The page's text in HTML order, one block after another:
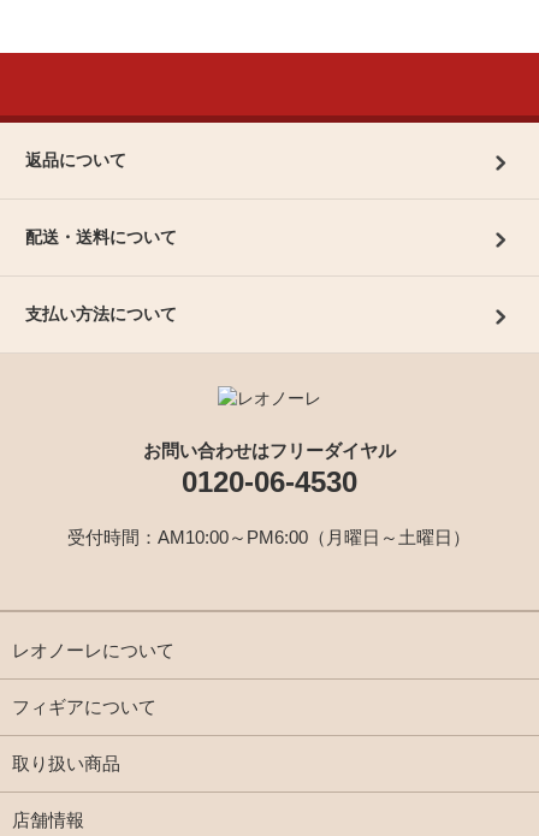
返品について
配送・送料について
支払い方法について
お問い合わせはフリーダイヤル
0120-06-4530
受付時間：AM10:00～PM6:00（月曜日～土曜日）
レオノーレについて
フィギアについて
取り扱い商品
店舗情報